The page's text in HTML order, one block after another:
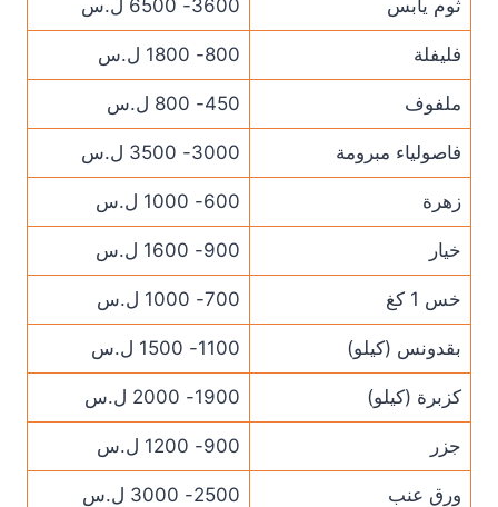
ثوم يابس 3600- 6500 ل.س
فليفلة 800- 1800 ل.س
ملفوف 450- 800 ل.س
فاصولياء مبرومة 3000- 3500 ل.س
زهرة 600- 1000 ل.س
خيار 900- 1600 ل.س
خس 1 كغ 700- 1000 ل.س
بقدونس (كيلو) 1100- 1500 ل.س
كزبرة (كيلو) 1900- 2000 ل.س
جزر 900- 1200 ل.س
ورق عنب 2500- 3000 ل.س